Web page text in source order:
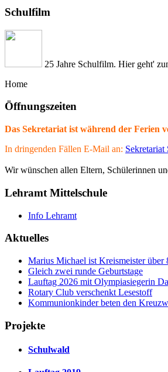
Schulfilm
25 Jahre Schulfilm. Hier geht'
Home
Öffnungszeiten
Das Sekretariat ist während der Ferien
In dringenden Fällen E-Mail an: Sekretariat
Wir wünschen allen Eltern, Schülerinnen
Lehramt Mittelschule
Info Lehramt
Aktuelles
Marius Michael ist Kreismeister über
Gleich zwei runde Geburtstage
Lauftag 2026 mit Olympiasiegerin
Rotary Club verschenkt Lesestoff
Kommunionkinder beten den
Projekte
Schulwald